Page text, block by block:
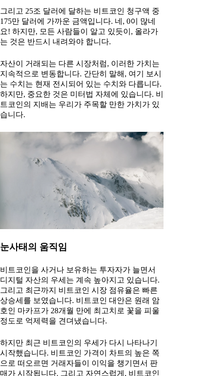
그리고 25조 달러에 달하는 비트코인 청구액 중
175만 달러에 가까운 금액입니다. 네, 0이 많네
요! 하지만, 모든 사람들이 알고 있듯이, 올라가
는 것은 반드시 내려와야 합니다.
자산이 거래되는 다른 시장처럼, 이러한 가치는
지속적으로 변동합니다. 간단히 말해, 여기 보시
는 수치는 현재 전시되어 있는 수치와 다릅니다.
하지만, 중요한 것은 미터법 자체에 있습니다. 비
트코인의 지배는 우리가 주목할 만한 가치가 있
습니다.
눈사태의 움직임
비트코인을 사거나 보유하는 투자자가 늘면서
디지털 자산의 우세는 계속 높아지고 있습니다.
그리고 최근까지 비트코인 시장 점유율은 빠른
상승세를 보였습니다. 비트코인 대안은 원래 암
호인 마카프가 28개월 만에 최고치로 꽃을 피울
정도로 억제력을 견뎌냈습니다.
하지만 최근 비트코인의 우세가 다시 나타나기
시작했습니다. 비트코인 가격이 차트의 높은 쪽
으로 떠오르면 거래자들이 이익을 챙기면서 판
매가 시작됩니다. 그리고 자연스럽게, 비트코인